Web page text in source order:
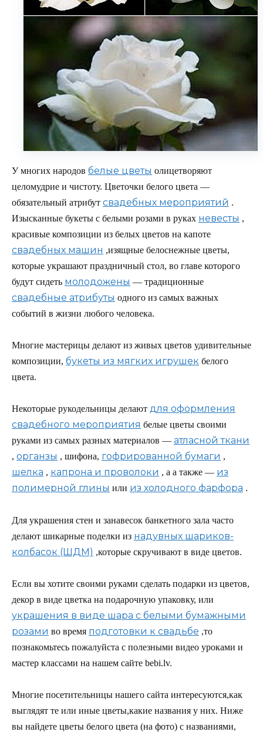
У многих народов белые цветы олицетворяют
целомудрие и чистоту. Цветочки белого цвета —
обязательный атрибут свадебных мероприятий .
Изысканные букеты с белыми розами в руках невесты ,
красивые композиции из белых цветов на капоте
свадебных машин ,изящные белоснежные цветы,
которые украшают праздничный стол, во главе которого
будут сидеть молодожены — традиционные
свадебные атрибуты одного из самых важных
событий в жизни любого человека.
Многие мастерицы делают из живых цветов удивительные
композиции, букеты из мягких игрушек белого
цвета.
Некоторые рукодельницы делают для оформления
свадебного мероприятия белые цветы своими
руками из самых разных материалов — атласной ткани
, органзы , шифона, гофрированной бумаги ,
шелка , капрона и проволоки , а а также — из
полимерной глины или из холодного фарфора .
Для украшения стен и занавесок банкетного зала часто
делают шикарные поделки из надувных шариков-
колбасок (ШДМ) ,которые скручивают в виде цветов.
Если вы хотите своими руками сделать подарки из цветов,
декор в виде цветка на подарочную упаковку, или
украшения в виде шара с белыми бумажными
розами во время подготовки к свадьбе ,то
познакомьтесь пожалуйста с полезными видео уроками и
мастер классами на нашем сайте bebi.lv.
Многие посетительницы нашего сайта интересуются,как
выглядят те или иные цветы,какие названия у них. Ниже
вы найдете цветы белого цвета (на фото) с названиями,